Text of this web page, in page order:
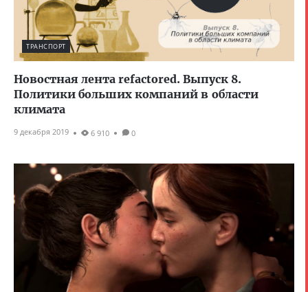
ТРАНСПОРТ
Новостная лента refactored. Выпуск 8.
Политики больших компаний в области
климата
9 декабря 2019 6 910 0